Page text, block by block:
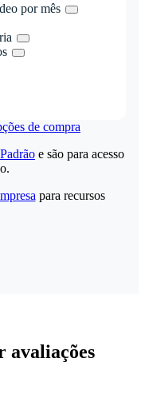
por mês
de compra
e são para acesso
para recursos
avaliações